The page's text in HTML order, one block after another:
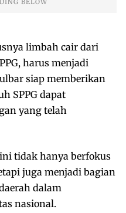
limbah cair dari
harus menjadi
siap memberikan
SPPG dapat
yang telah
tidak hanya berfokus
juga menjadi bagian
dalam
nasional.